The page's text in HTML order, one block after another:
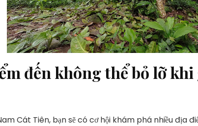
đến không thể bỏ lỡ khi
Cát Tiên, bạn sẽ có cơ hội khám phá nhiều địa